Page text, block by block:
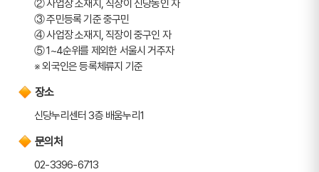
③ 주민등록 기준 중구민
④ 사업장 소재지, 직장이 중구인 자
⑤ 1~4순위를 제외한 서울시 거주자
※ 외국인은 등록체류지 기준
장소
신당누리센터 3층 배움누리1
문의처
02-3396-6713